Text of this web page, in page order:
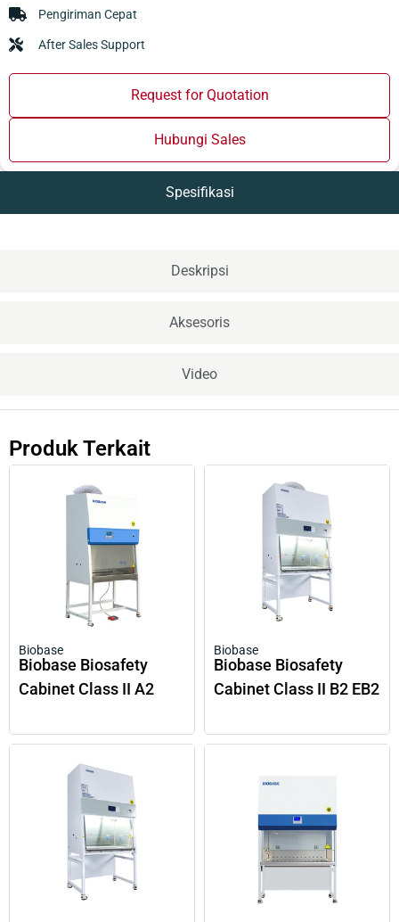
Pengiriman Cepat
After Sales Support
Request for Quotation
Hubungi Sales
Spesifikasi
Deskripsi
Aksesoris
Video
Produk Terkait
Biobase
Biobase Biosafety
Cabinet Class II A2
Biobase
Biobase Biosafety
Cabinet Class II B2 EB2